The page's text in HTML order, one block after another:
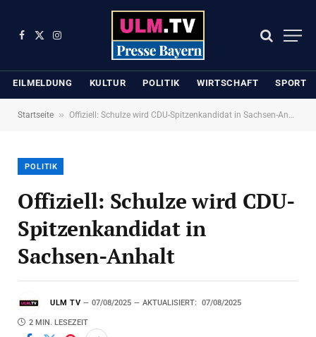
Facebook
X
Instagram
EILMELDUNG KULTUR POLITIK WIRTSCHAFT SPORT
Startseite » Offiziell: Schulze wird CDU-Spitzenkandidat in Sachsen-Anhalt
POLITIK
Offiziell: Schulze wird CDU-
Spitzenkandidat in
Sachsen-Anhalt
ULM TV 07/08/2025 AKTUALISIERT: 07/08/2025
2 MIN. LESEZEIT